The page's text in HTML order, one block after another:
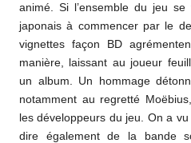
animé. Si l’ensemble du jeu
japonais à commencer par le
vignettes façon BD
manière, laissant au joueur
un album. Un hommage
notamment au regretté
les développeurs du jeu. On a
dire également de la bande